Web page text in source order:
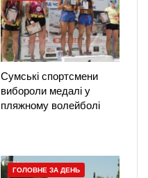
Сумські спортсмени
вибороли медалі у
пляжному волейболі
ГОЛОВНЕ ЗА ДЕНЬ